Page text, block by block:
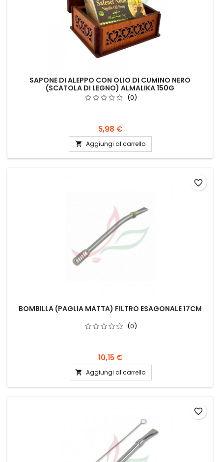
SAPONE DI ALEPPO CON OLIO DI CUMINO NERO
(SCATOLA DI LEGNO) ALMALIKA 150G
(0)
5,98 €
 Aggiungi al carrello
BOMBILLA (PAGLIA MATTA) FILTRO ESAGONALE 17CM
(0)
10,15 €
 Aggiungi al carrello
favorite_border
favorite_border